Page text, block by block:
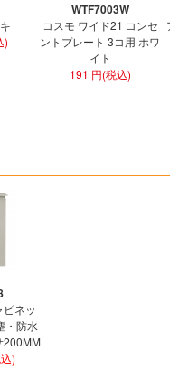
)
WTF7003W
コスモ ワイド21 コンセ
ントプレート 3コ用 ホワ
イト
191 円(税込)
ネッ
・防水
200MM
)